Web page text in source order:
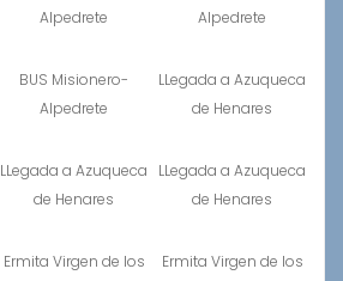
Alpedrete
Alpedrete
BUS Misionero-
Alpedrete
LLegada a Azuqueca
de Henares
LLegada a Azuqueca
de Henares
LLegada a Azuqueca
de Henares
Ermita Virgen de los
Ermita Virgen de los